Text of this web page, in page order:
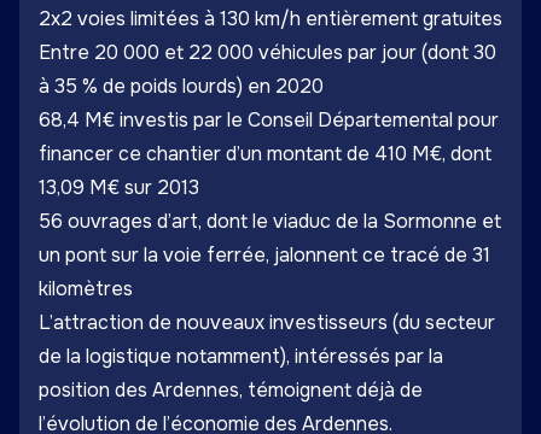
2x2 voies limitées à 130 km/h entièrement gratuites
Entre 20 000 et 22 000 véhicules par jour (dont 30
à 35 % de poids lourds) en 2020
68,4 M€ investis par le Conseil Départemental pour
financer ce chantier d’un montant de 410 M€, dont
13,09 M€ sur 2013
56 ouvrages d’art, dont le viaduc de la Sormonne et
un pont sur la voie ferrée, jalonnent ce tracé de 31
kilomètres
L’attraction de nouveaux investisseurs (du secteur
de la logistique notamment), intéressés par la
position des Ardennes, témoignent déjà de
l’évolution de l’économie des Ardennes.